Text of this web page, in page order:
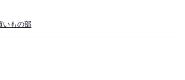
いもの部